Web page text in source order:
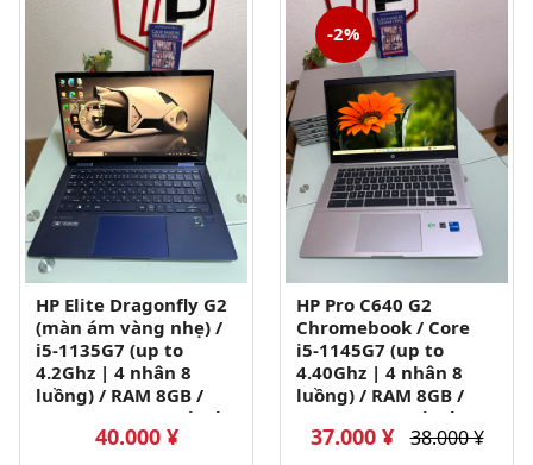
HP Elite Dragonfly G2
(màn ám vàng nhẹ) /
i5-1135G7 (up to
4.2Ghz | 4 nhân 8
luồng) / RAM 8GB /
SSD 256GB / 13.3 inch
FHD IPS cảm ứng gập
40.000 ¥
-2%
HP Pro C640 G2
Chromebook / Core
i5-1145G7 (up to
4.40Ghz | 4 nhân 8
luồng) / RAM 8GB /
SSD 64GB / 14 inch
FHD IPS cảm ứng
37.000 ¥ 38.000 ¥